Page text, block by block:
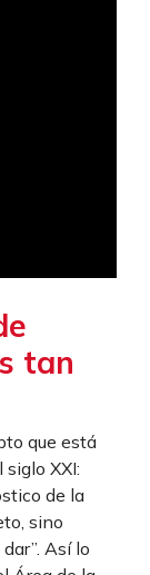
tan
que está
XXI:
de la
sino
Así lo